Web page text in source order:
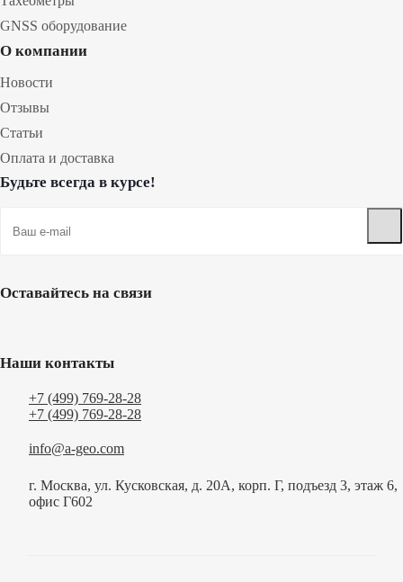
GNSS оборудование
О компании
Новости
Отзывы
Статьи
Оплата и доставка
Будьте всегда в курсе!
Оставайтесь на связи
Наши контакты
+7 (499) 769-28-28
+7 (499) 769-28-28
info@a-geo.com
г. Москва, ул. Кусковская, д. 20А, корп. Г, подъезд 3, этаж 6,
офис Г602